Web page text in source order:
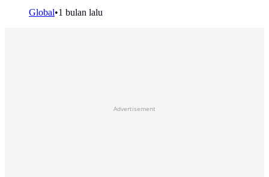
Global•1 bulan lalu
Advertisement